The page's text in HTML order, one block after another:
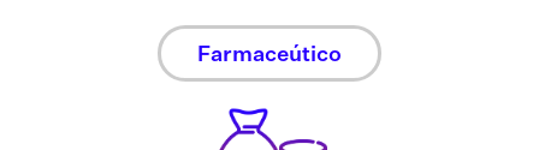
Farmaceútico